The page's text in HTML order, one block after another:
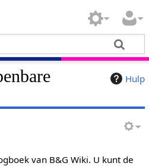
Hulp
van B&G Wiki. U kunt de